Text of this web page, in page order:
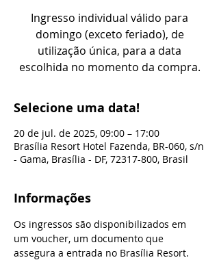
Ingresso individual válido para
domingo (exceto feriado), de
utilização única, para a data
escolhida no momento da compra.
Selecione uma data!
20 de jul. de 2025, 09:00 – 17:00
Brasília Resort Hotel Fazenda, BR-060, s/n
- Gama, Brasília - DF, 72317-800, Brasil
Informações
Os ingressos são disponibilizados em
um voucher, um documento que
assegura a entrada no Brasília Resort.